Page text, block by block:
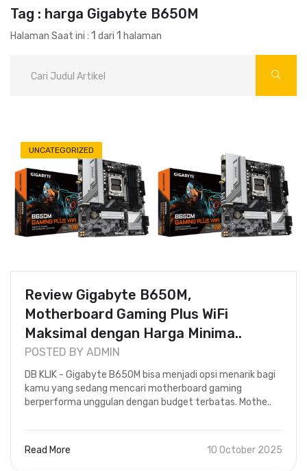
Tag : harga Gigabyte B650M
Halaman Saat ini : 1 dari 1 halaman
UNCATEGORIZED
Review Gigabyte B650M,
Motherboard Gaming Plus WiFi
Maksimal dengan Harga Minima..
POSTED BY ADMIN
DB KLIK - Gigabyte B650M bisa menjadi opsi menarik bagi
kamu yang sedang mencari motherboard gaming
berperforma unggulan dengan budget terbatas. Mothe..
Read More 10 October 2025